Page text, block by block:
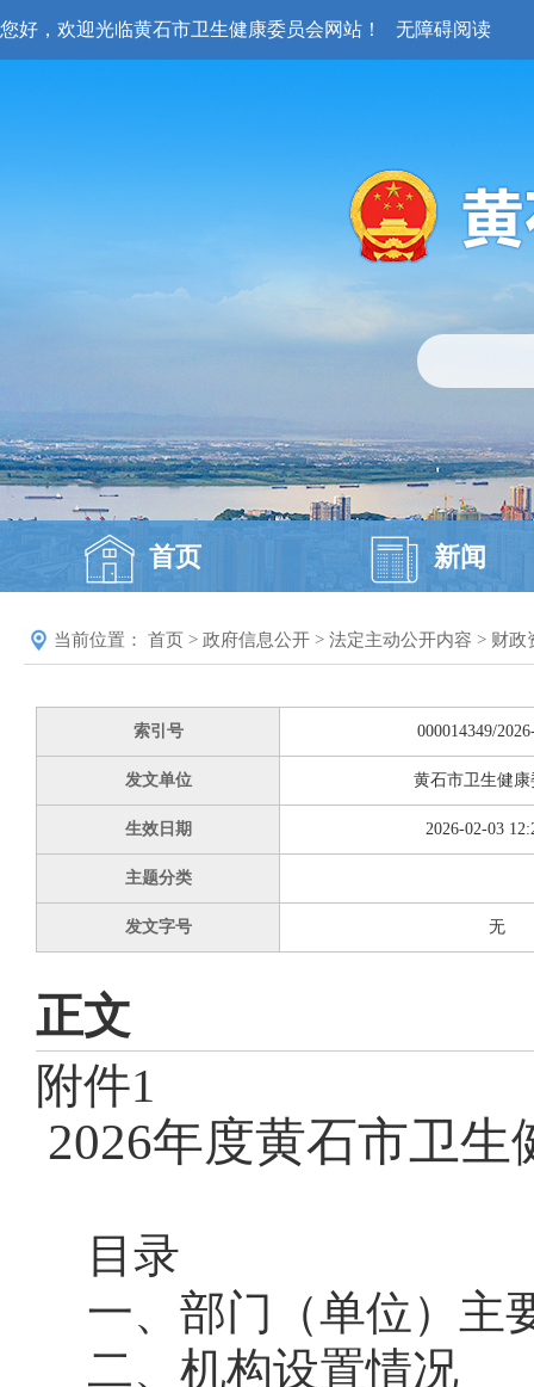
您好，欢迎光临黄石市卫生健康委员会网站！ 无障碍阅读
首页 新闻
当前位置： 首页 > 政府信息公开 > 法定主动公开内容 > 财政
索引号 000014349/
发文单位 黄石市卫生健
生效日期 2026-02-03
主题分类
发文字号 无
正文
附件1
2026年度黄石市卫
目录
一、部门（单位）主
二、机构设置情况